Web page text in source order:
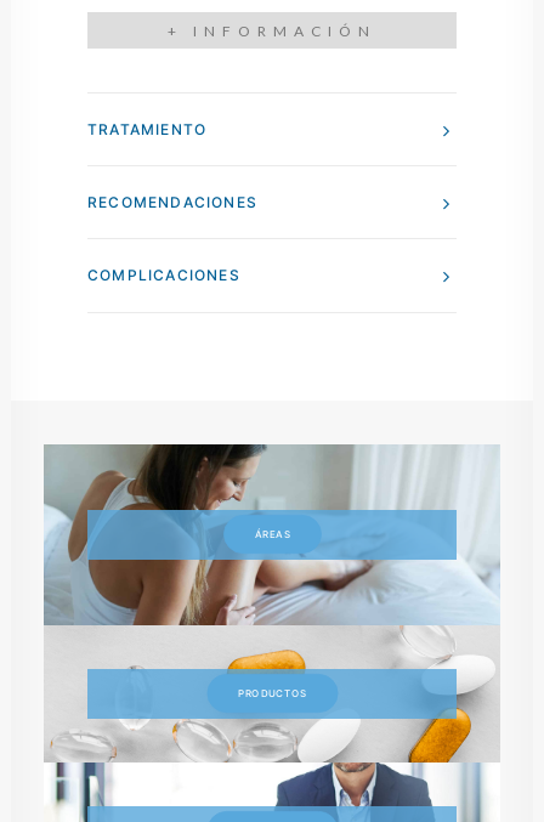
+ INFORMACIÓN
TRATAMIENTO
RECOMENDACIONES
COMPLICACIONES
ÁREAS
PRODUCTOS